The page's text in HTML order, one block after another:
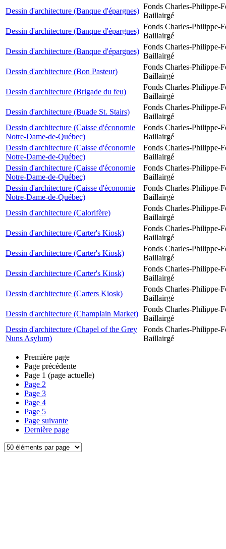
Dessin d'architecture (Banque d'épargnes)
Fonds Charles-Philippe-
Baillairgé
Dessin d'architecture (Banque d'épargnes)
Fonds Charles-Philippe-
Baillairgé
Dessin d'architecture (Banque d'épargnes)
Fonds Charles-Philippe-
Baillairgé
Dessin d'architecture (Bon Pasteur)
Fonds Charles-Philippe-
Baillairgé
Dessin d'architecture (Brigade du feu)
Fonds Charles-Philippe-
Baillairgé
Dessin d'architecture (Buade St. Stairs)
Fonds Charles-Philippe-
Baillairgé
Dessin d'architecture (Caisse d'économie
Notre-Dame-de-Québec)
Fonds Charles-Philippe-
Baillairgé
Dessin d'architecture (Caisse d'économie
Notre-Dame-de-Québec)
Fonds Charles-Philippe-
Baillairgé
Dessin d'architecture (Caisse d'économie
Notre-Dame-de-Québec)
Fonds Charles-Philippe-
Baillairgé
Dessin d'architecture (Caisse d'économie
Notre-Dame-de-Québec)
Fonds Charles-Philippe-
Baillairgé
Dessin d'architecture (Calorifère)
Fonds Charles-Philippe-
Baillairgé
Dessin d'architecture (Carter's Kiosk)
Fonds Charles-Philippe-
Baillairgé
Dessin d'architecture (Carter's Kiosk)
Fonds Charles-Philippe-
Baillairgé
Dessin d'architecture (Carter's Kiosk)
Fonds Charles-Philippe-
Baillairgé
Dessin d'architecture (Carters Kiosk)
Fonds Charles-Philippe-
Baillairgé
Dessin d'architecture (Champlain Market)
Fonds Charles-Philippe-
Baillairgé
Dessin d'architecture (Chapel of the Grey
Nuns Asylum)
Fonds Charles-Philippe-
Baillairgé
Première page
Page précédente
Page 1 (page actuelle)
Page 2
Page 3
Page 4
Page 5
Page suivante
Dernière page